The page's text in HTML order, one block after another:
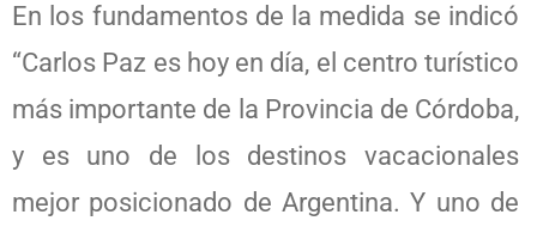
En los fundamentos de la medida se indicó
“Carlos Paz es hoy en día, el centro turístico
más importante de la Provincia de Córdoba,
y es uno de los destinos vacacionales
mejor posicionado de Argentina. Y uno de